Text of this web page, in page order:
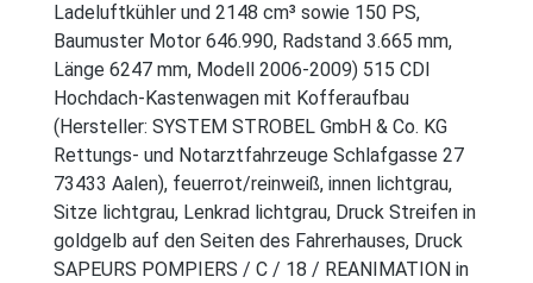
Ladeluftkühler und 2148 cm³ sowie 150 PS,
Baumuster Motor 646.990, Radstand 3.665 mm,
Länge 6247 mm, Modell 2006-2009) 515 CDI
Hochdach-Kastenwagen mit Kofferaufbau
(Hersteller: SYSTEM STROBEL GmbH & Co. KG
Rettungs- und Notarztfahrzeuge Schlafgasse 27
73433 Aalen), feuerrot/reinweiß, innen lichtgrau,
Sitze lichtgrau, Lenkrad lichtgrau, Druck Streifen in
goldgelb auf den Seiten des Fahrerhauses, Druck
SAPEURS POMPIERS / C / 18 / REANIMATION in